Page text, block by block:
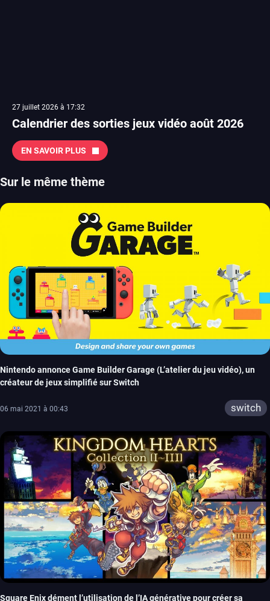
27 juillet 2026 à 17:32
Calendrier des sorties jeux vidéo août 2026
EN SAVOIR PLUS
Sur le même thème
Nintendo annonce Game Builder Garage (L’atelier du jeu vidéo), un
créateur de jeux simplifié sur Switch
06 mai 2021 à 00:43 switch
Square Enix dément l’utilisation de l’IA générative pour créer sa